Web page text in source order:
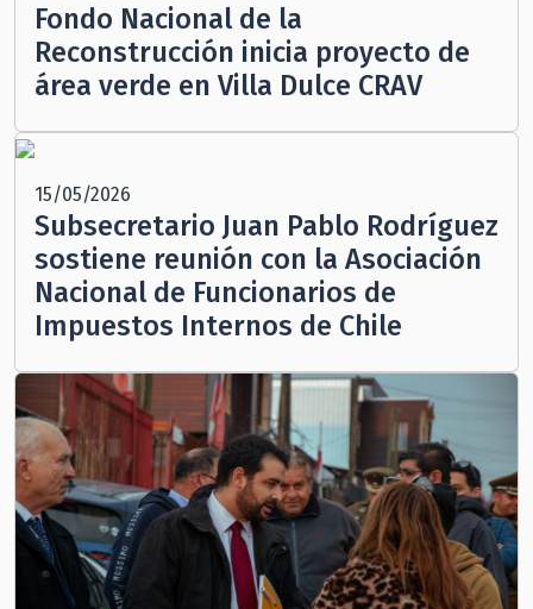
Fondo Nacional de la
Reconstrucción inicia proyecto de
área verde en Villa Dulce CRAV
15/05/2026
Subsecretario Juan Pablo Rodríguez
sostiene reunión con la Asociación
Nacional de Funcionarios de
Impuestos Internos de Chile